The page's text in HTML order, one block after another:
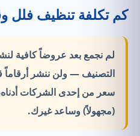
كم تكلفة تنظيف فلل
لم نجمع بعد عروضاً كافية
التصنيف —ولن ننشر
سعر من إحدى الشركات
(مجهولاً) وساعد غيرك.